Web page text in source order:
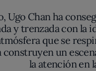
Ugo Chan ha
y trenzada con
que se
un
la atención en